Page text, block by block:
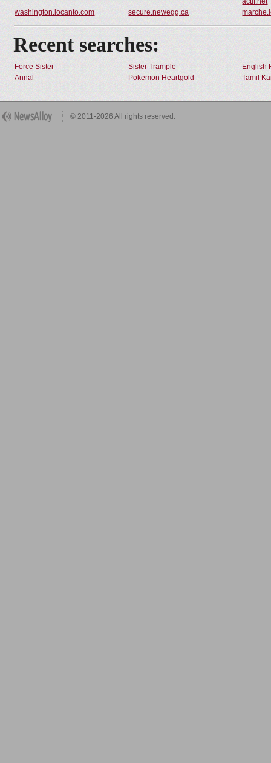
washington.locanto.com
secure.newegg.ca
Recent searches:
Force Sister Sister Trample
English
Annal
Pokemon Heartgold Tamil
© 2011-2026 All rights reserved.